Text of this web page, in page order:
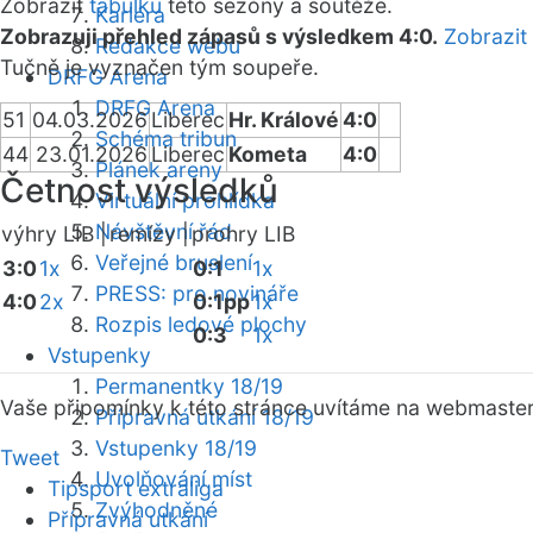
Kariéra
Redakce webu
DRFG Arena
DRFG Arena
Schéma tribun
Plánek areny
Virtuální prohlídka
Návštěvní řád
Veřejné bruslení
PRESS: pro novináře
Rozpis ledové plochy
Vstupenky
Permanentky 18/19
Přípravná utkání 18/19
Vstupenky 18/19
Uvolňování míst
Zvýhodněné
Zobrazit tabulku této sezóny a soutěže.
Zobrazuji přehled zápasů s výsledkem 4:0. Zobrazit
Tučně je vyznačen tým soupeře.
51 04.03.2026Liberec Hr. Králové4:0
44 23.01.2026Liberec Kometa 4:0
Četnost výsledků
výhry LIB |remízy |prohry LIB
3:01x
4:02x
0:1
1x
0:1pp1x
0:3
1x
Vaše připomínky k této stránce uvítáme na webmaster
Tweet
Tipsport extraliga
Přípravná utkání